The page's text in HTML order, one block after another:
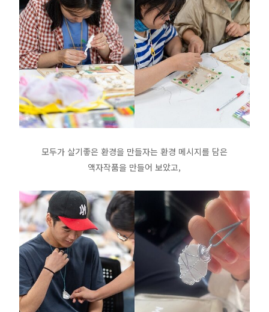
모두가 살기좋은 환경을 만들자는 환경 메시지를 담은
액자작품을 만들어 보았고,